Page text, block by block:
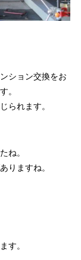
ション交換をお
。
られます。
ね。
りますね。
す。